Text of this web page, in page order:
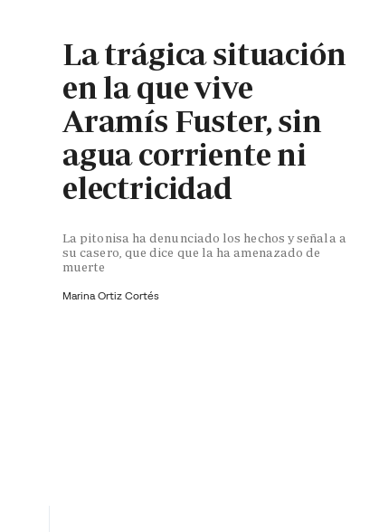
La trágica situación
en la que vive
Aramís Fuster, sin
agua corriente ni
electricidad
La pitonisa ha denunciado los hechos y señala a
su casero, que dice que la ha amenazado de
muerte
Marina Ortiz Cortés